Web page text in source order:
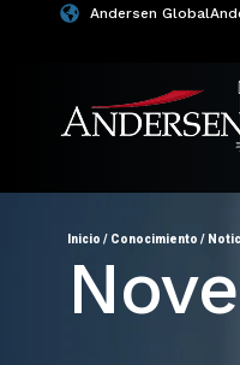
Andersen Global
Inicio / Conocimiento /